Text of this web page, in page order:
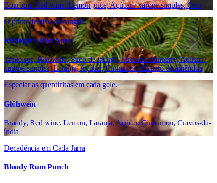
Bourbon, Red wine, Lemon juice, Açúcar / xarope simples, Ovo
O primo festivo da sangria.
Rudolph's Red Nose
Triple sec, Red wine, Suco de laranja, Suco de cranberry, Açúcar /
xarope simples, Laranja, Açúcar, Cinnamon, Extrato de amêndoa
Especiarias quentinhas em cada gole.
Glühwein
Brandy, Red wine, Lemon, Laranja, Açúcar, Cinnamon, Cravos-da-
índia
Decadência em Cada Jarra
Bloody Rum Punch